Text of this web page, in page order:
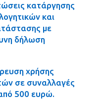
κατάργησης
και
με
δήλωση
χρήσης
σε συναλλαγές
500 ευρώ.